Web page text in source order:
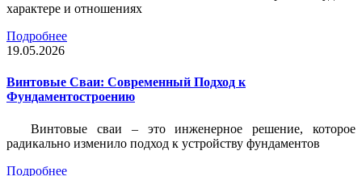
характере и отношениях
Подробнее
19.05.2026
Винтовые Сваи: Современный Подход к
Фундаментостроению
Винтовые сваи – это инженерное решение, которое
радикально изменило подход к устройству фундаментов
Подробнее